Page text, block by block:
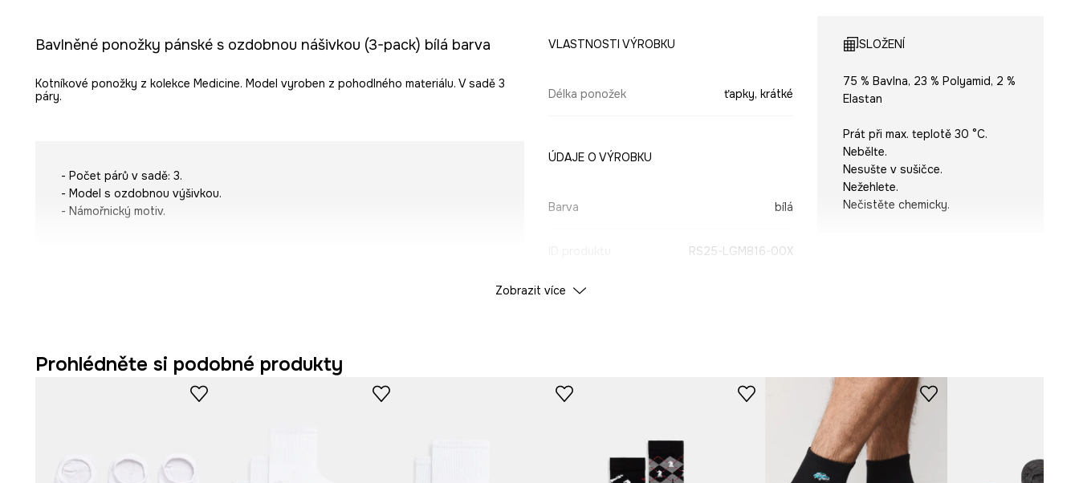
Bavlněné ponožky pánské s ozdobnou nášivkou (3-pack) bílá barva
Kotníkové ponožky z kolekce Medicine. Model vyroben z pohodlného materiálu. V sadě 3
páry.
- Počet párů v sadě: 3.
- Model s ozdobnou výšivkou.
- Námořnický motiv.
VLASTNOSTI VÝROBKU
Délka ponožek ťapky, krátké
ÚDAJE O VÝROBKU
Barva bílá
RS25-LGM816-00X
SLOŽENÍ
75 % Bavlna, 23 % Polyamid, 2 %
Elastan
Prát při max. teplotě 30 °C.
Nebělte.
Nesušte v sušičce.
Nežehlete.
Nečistěte chemicky.
Zobrazit více
Prohlédněte si podobné produkty